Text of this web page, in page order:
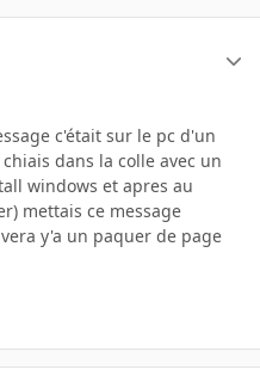
c'était sur le pc d'un
dans la colle avec un
windows et apres au
mettais ce message
y'a un paquer de page